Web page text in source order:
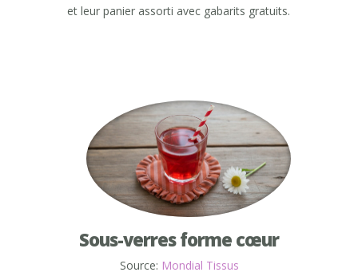
et leur panier assorti avec gabarits gratuits.
Sous-verres forme cœur
Source: Mondial Tissus